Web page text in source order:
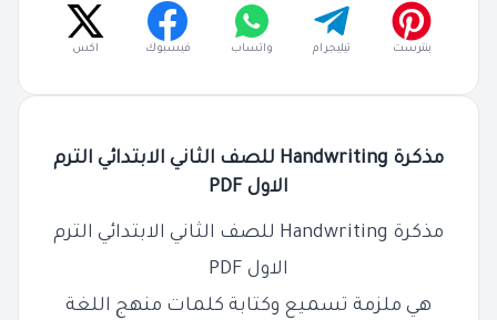
مذكرة Handwriting للصف الثاني الابتدائي الترم
الاول PDF
مذكرة Handwriting للصف الثاني الابتدائي الترم
الاول PDF
هي ملزمة تسميع وكتابة كلمات منهج اللغة
بنترست تيليجرام واتساب فيسبوك اكس